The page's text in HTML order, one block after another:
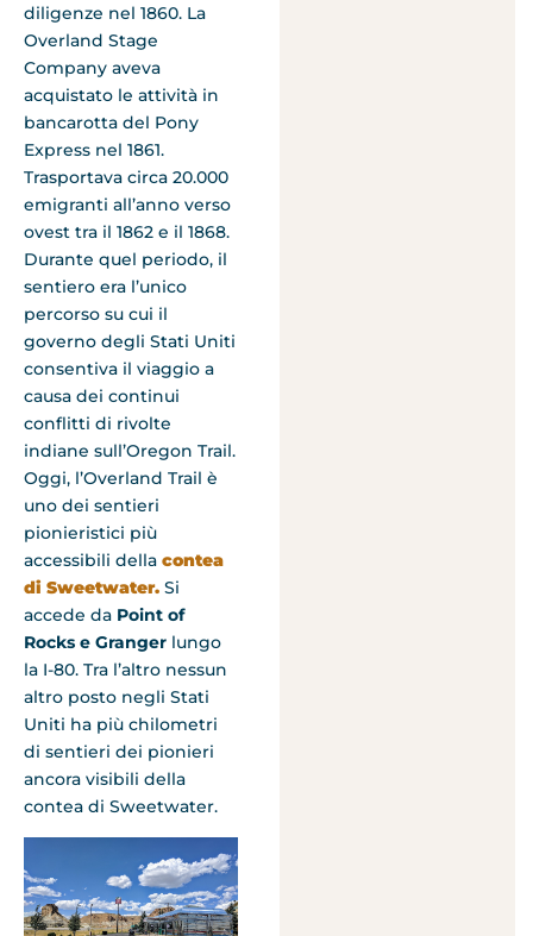
diligenze nel 1860. La
Overland Stage
Company aveva
acquistato le attività in
bancarotta del Pony
Express nel 1861.
Trasportava circa 20.000
emigranti all’anno verso
ovest tra il 1862 e il 1868.
Durante quel periodo, il
sentiero era l’unico
percorso su cui il
governo degli Stati Uniti
consentiva il viaggio a
causa dei continui
conflitti di rivolte
indiane sull’Oregon Trail.
Oggi, l’Overland Trail è
uno dei sentieri
pionieristici più
accessibili della contea
di Sweetwater. Si
accede da Point of
Rocks e Granger lungo
la I-80. Tra l’altro nessun
altro posto negli Stati
Uniti ha più chilometri
di sentieri dei pionieri
ancora visibili della
contea di Sweetwater.